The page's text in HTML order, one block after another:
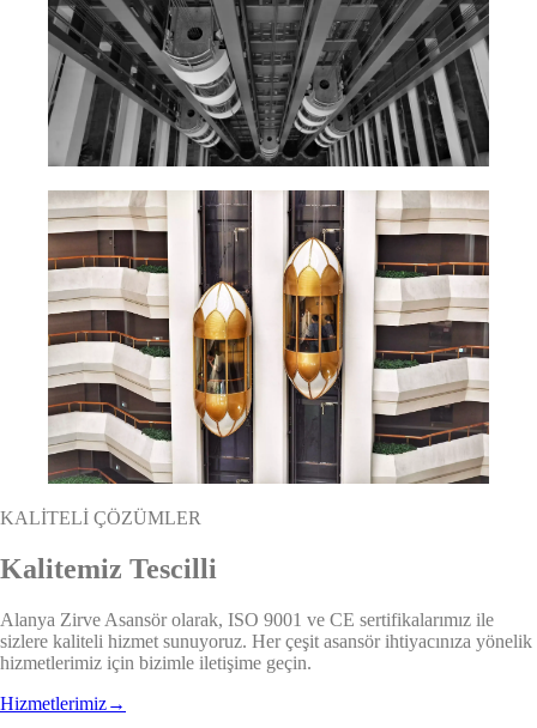
KALİTELİ ÇÖZÜMLER
Kalitemiz Tescilli
Alanya Zirve Asansör olarak, ISO 9001 ve CE sertifikalarımız ile
sizlere kaliteli hizmet sunuyoruz. Her çeşit asansör ihtiyacınıza yönelik
hizmetlerimiz için bizimle iletişime geçin.
Hizmetlerimiz→